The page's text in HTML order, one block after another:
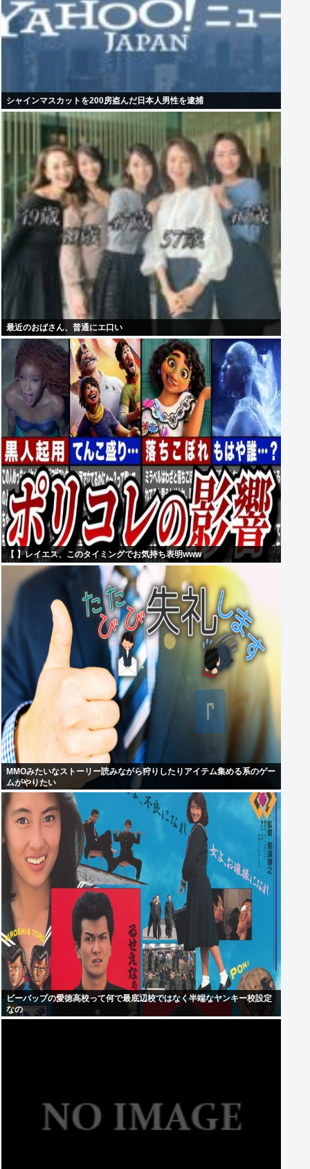
シャインマスカットを200房盗んだ日本人男性を逮捕
最近のおばさん、普通にエ口い
【 】レイエス、このタイミングでお気持ち表明www
MMOみたいなストーリー読みながら狩りしたりアイテム集める系のゲー
ムがやりたい
ビーバップの愛徳高校って何で最底辺校ではなく半端なヤンキー校設定
なの